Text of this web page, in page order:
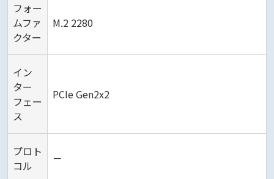
フォー
ムファ
クター
M.2 2280
イン
ター
フェー
ス
PCIe Gen2x2
プロト
コル
－